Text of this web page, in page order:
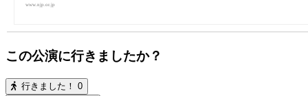
www.njp.or.jp
この公演に行きましたか？
行きました！ 0